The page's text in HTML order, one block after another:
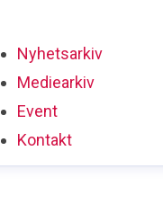
Nyhetsarkiv
Mediearkiv
Event
Kontakt